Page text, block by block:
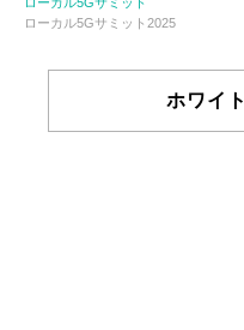
ローカル5Gサミット2025
ホワイ